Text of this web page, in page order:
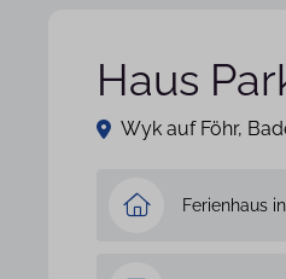
Haus
Wyk auf Föhr,
Ferienhaus